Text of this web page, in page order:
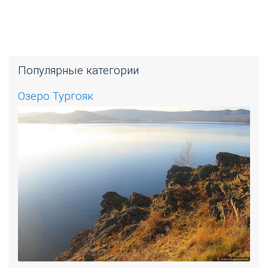
Популярные категории
Озеро Тургояк